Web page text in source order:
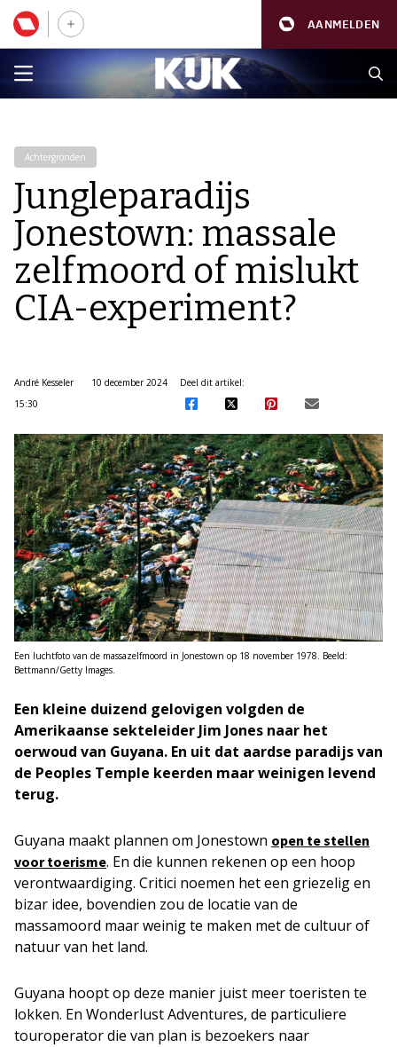
AANMELDEN
Achtergronden
Jungleparadijs
Jonestown: massale
zelfmoord of mislukt
CIA-experiment?
André Kesseler
10 december 2024
15:30
Deel dit artikel:
Een luchtfoto van de massazelfmoord in Jonestown op 18 november 1978. Beeld:
Bettmann/Getty Images.
Een kleine duizend gelovigen volgden de
Amerikaanse sekteleider Jim Jones naar het
oerwoud van Guyana. En uit dat aardse paradijs van
de Peoples Temple keerden maar weinigen levend
terug.
Guyana maakt plannen om Jonestown open te stellen
voor toerisme. En die kunnen rekenen op een hoop
verontwaardiging. Critici noemen het een griezelig en
bizar idee, bovendien zou de locatie van de
massamoord maar weinig te maken met de cultuur of
natuur van het land.
Guyana hoopt op deze manier juist meer toeristen te
lokken. En Wonderlust Adventures, de particuliere
touroperator die van plan is bezoekers naar